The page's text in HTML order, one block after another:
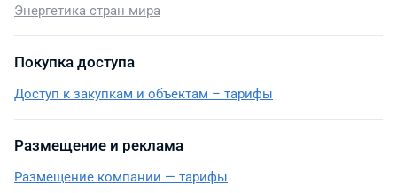
Энергетика стран мира
Покупка доступа
Доступ к закупкам и объектам – тарифы
Размещение и реклама
Размещение компании — тарифы